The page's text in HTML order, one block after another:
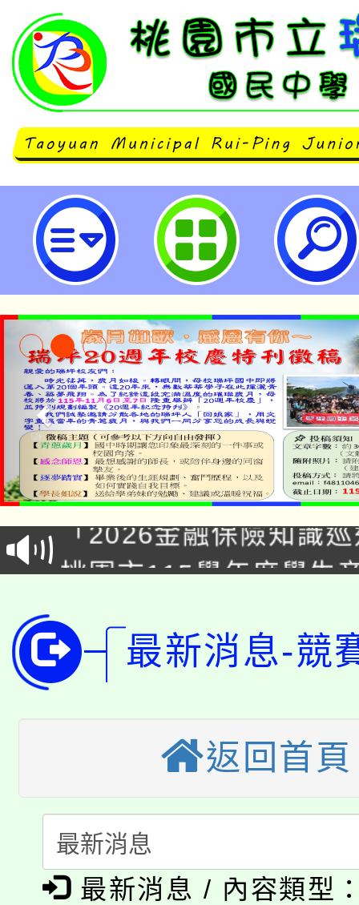
115年月經平權推廣行動計畫之短
園市立瑞坪國民中學
公告本校115學年度第
代理(課)教師甄選結果(
「2026金融保險知識
車」活動
桃園市115學年度學生
代理(課)教師甄選結果(
公告本校115學年度第
代理(課)教師甄選結果(
轉知中國文化大學推廣
《TA101》溝通分析基
程，歡迎學生輔導中心
心理、諮商輔導、社會
系所師生報名參加。
轉知苗栗縣政府辦理
縣市「校園短影音徵
門員」簡章及活動海報
踴躍報名參加。
桃園市115學年度學生
要點
「桃園市補助參觀特色
展演活動實施計畫」
115年度「教育部表揚
義教育推展貢獻獎」
公告本校115學年度第
最新消息-競
返回首頁
最新消息 / 內容類型